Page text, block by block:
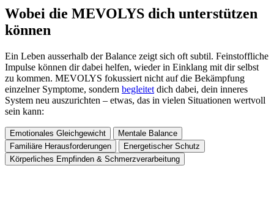
Wobei die MEVOLYS dich unterstützen
können ​
Ein Leben ausserhalb der Balance zeigt sich oft subtil. Feinstoffliche
Impulse können dir dabei helfen, wieder in Einklang mit dir selbst
zu kommen. MEVOLYS fokussiert nicht auf die Bekämpfung
einzelner Symptome, sondern begleitet dich dabei, dein inneres
System neu auszurichten – etwas, das in vielen Situationen wertvoll
sein kann:
Emotionales Gleichgewicht
Mentale Balance
Familiäre Herausforderungen
Energetischer Schutz
Körperliches Empfinden & Schmerzverarbeitung